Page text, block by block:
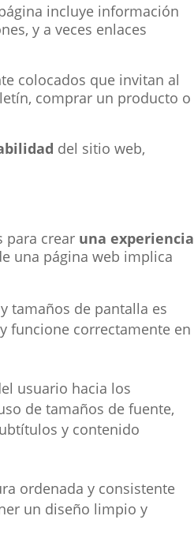
incluye información
y a veces enlaces
colocados que invitan al
comprar un producto o
del sitio web,
para crear una experiencia
una página web implica
tamaños de pantalla es
funcione correctamente en
usuario hacia los
de tamaños de fuente,
y contenido
ordenada y consistente
un diseño limpio y